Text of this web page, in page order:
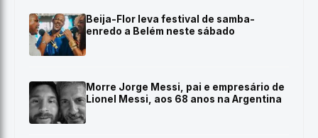
Beija-Flor leva festival de samba-
enredo a Belém neste sábado
Morre Jorge Messi, pai e empresário de
Lionel Messi, aos 68 anos na Argentina